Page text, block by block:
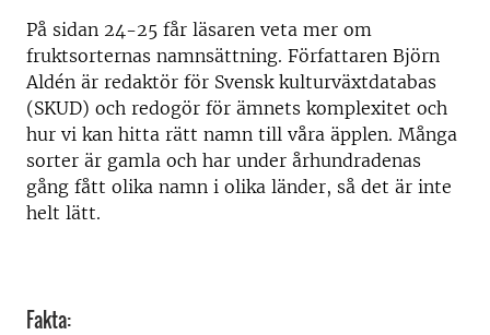
På sidan 24-25 får läsaren veta mer om
fruktsorternas namnsättning. Författaren Björn
Aldén är redaktör för Svensk kulturväxtdatabas
(SKUD) och redogör för ämnets komplexitet och
hur vi kan hitta rätt namn till våra äpplen. Många
sorter är gamla och har under århundradenas
gång fått olika namn i olika länder, så det är inte
helt lätt.
Fakta: